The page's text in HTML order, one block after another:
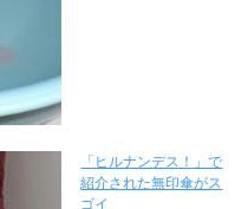
「ヒルナンデス！」で
紹介された無印傘がス
ゴイ